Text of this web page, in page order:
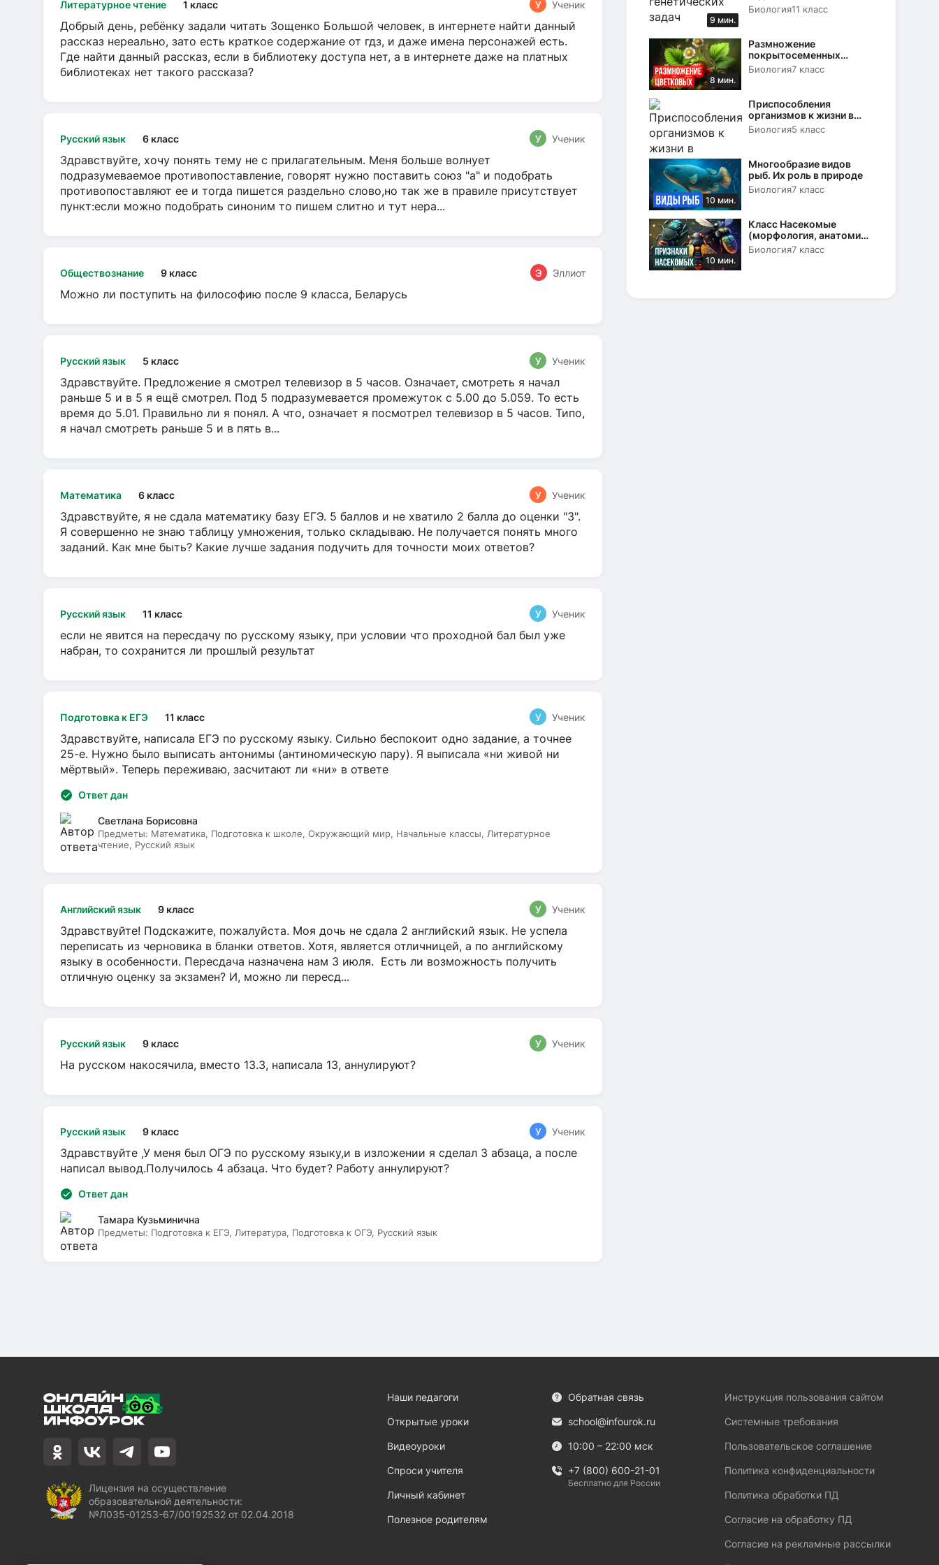
9 мин.
Биология11 класс
8 мин.
Размножение
покрытосеменных
растений. Вегетативное и
Биология7 класс
Приспособления
организмов к жизни в
природе
Биология5 класс
10 мин.
Многообразие видов
рыб. Их роль в природе
Биология7 класс
10 мин.
Класс Насекомые
(морфология, анатомия
и физиология)
Биология7 класс
Литературное чтение 1 класс У Ученик
Добрый день, ребёнку задали читать Зощенко Большой человек, в интернете найти данный
рассказ нереально, зато есть краткое содержание от гдз, и даже имена персонажей есть.
Где найти данный рассказ, если в библиотеку доступа нет, а в интернете даже на платных
библиотеках нет такого рассказа?
Русский язык 6 класс У Ученик
Здравствуйте, хочу понять тему не с прилагательным. Меня больше волнует
подразумеваемое противопоставление, говорят нужно поставить союз "а" и подобрать
противопоставляют ее и тогда пишется раздельно слово,но так же в правиле присутствует
пункт:если можно подобрать синоним то пишем слитно и тут нера...
Обществознание 9 класс Э Эллиот
Можно ли поступить на философию после 9 класса, Беларусь
Русский язык 5 класс У Ученик
Здравствуйте. Предложение я смотрел телевизор в 5 часов. Означает, смотреть я начал
раньше 5 и в 5 я ещё смотрел. Под 5 подразумевается промежуток с 5.00 до 5.059. То есть
время до 5.01. Правильно ли я понял. А что, означает я посмотрел телевизор в 5 часов. Типо,
я начал смотреть раньше 5 и в пять в...
Математика 6 класс У Ученик
Здравствуйте, я не сдала математику базу ЕГЭ. 5 баллов и не хватило 2 балла до оценки "3".
Я совершенно не знаю таблицу умножения, только складываю. Не получается понять много
заданий. Как мне быть? Какие лучше задания подучить для точности моих ответов?
Русский язык 11 класс У Ученик
если не явится на пересдачу по русскому языку, при условии что проходной бал был уже
набран, то сохранится ли прошлый результат
Подготовка к ЕГЭ 11 класс У Ученик
Здравствуйте, написала ЕГЭ по русскому языку. Сильно беспокоит одно задание, а точнее
25-е. Нужно было выписать антонимы (антиномическую пару). Я выписала «ни живой ни
мёртвый». Теперь переживаю, засчитают ли «ни» в ответе
Ответ дан
Светлана Борисовна
Предметы: Математика, Подготовка к школе, Окружающий мир, Начальные классы, Литературное
чтение, Русский язык
Английский язык 9 класс У Ученик
Здравствуйте! Подскажите, пожалуйста. Моя дочь не сдала 2 английский язык. Не успела
переписать из черновика в бланки ответов. Хотя, является отличницей, а по английскому
языку в особенности. Пересдача назначена нам 3 июля. Есть ли возможность получить
отличную оценку за экзамен? И, можно ли пересд...
Русский язык 9 класс У Ученик
На русском накосячила, вместо 13.3, написала 13, аннулируют?
Русский язык 9 класс У Ученик
Здравствуйте ,У меня был ОГЭ по русскому языку,и в изложении я сделал 3 абзаца, а после
написал вывод.Получилось 4 абзаца. Что будет? Работу аннулируют?
Ответ дан
Тамара Кузьминична
Предметы: Подготовка к ЕГЭ, Литература, Подготовка к ОГЭ, Русский язык
Лицензия на осуществление
образовательной деятельности:
№Л035-01253-67/00192532 от 02.04.2018
Наши педагоги
Открытые уроки
Видеоуроки
Спроси учителя
Личный кабинет
Полезное родителям
Обратная связь
school@infourok.ru
10:00 – 22:00 мск
+7 (800) 600-21-01
Бесплатно для России
Инструкция пользования сайтом
Системные требования
Пользовательское соглашение
Политика конфиденциальности
Политика обработки ПД
Согласие на обработку ПД
Согласие на рекламные рассылки